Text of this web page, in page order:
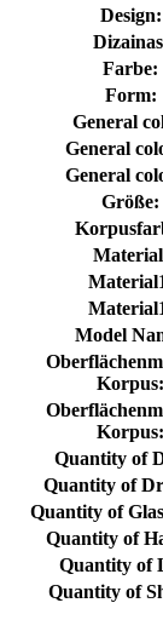
Design:
Farbe:
Form:
General
General
General
Größe:
Model
Korpus:
Korpus:
Quantity of
Quantity of
Quantity of
Quantity of
Quantity of
Quantity of